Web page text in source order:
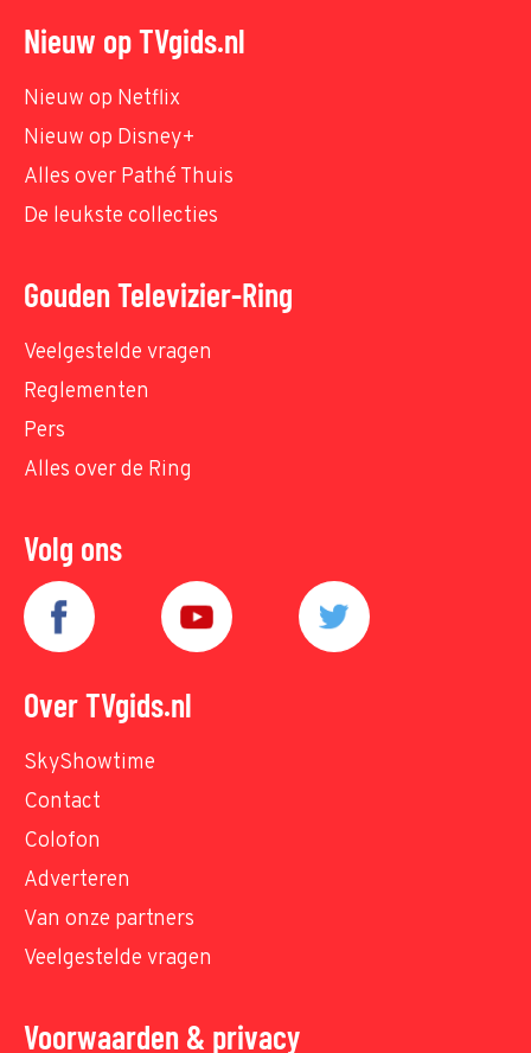
Nieuw op TVgids.nl
Nieuw op Netflix
Nieuw op Disney+
Alles over Pathé Thuis
De leukste collecties
Gouden Televizier-Ring
Veelgestelde vragen
Reglementen
Pers
Alles over de Ring
Volg ons
Over TVgids.nl
SkyShowtime
Contact
Colofon
Adverteren
Van onze partners
Veelgestelde vragen
Voorwaarden & privacy